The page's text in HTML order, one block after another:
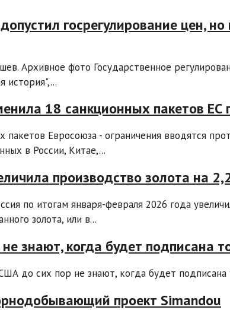
госрегулирование цен,
Архивное фото Государственное
история",...
18 санкционных пакетов ЕС
пакетов Евросоюза - ограничения вводятся
в России, Китае,...
производство золота на
по итогам января-февраля 2026 года
золота, или в...
знают, когда будет подписана
до сих пор не знают, когда будет подписана
проект Simandou